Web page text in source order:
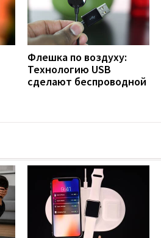
Флешка по воздуху:
Технологию USB
сделают беспроводной